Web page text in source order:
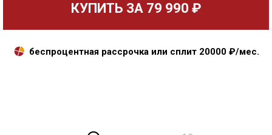
КУПИТЬ ЗА 79 990 ₽
беспроцентная рассрочка или сплит 20000₽/мес.